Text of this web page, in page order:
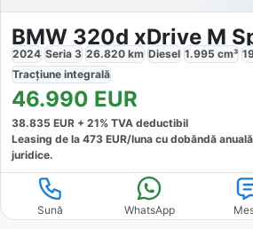
BMW 320d xDrive M
2024 Seria 3 26.820 km Diesel 1.995 cm³
Tracțiune integrală
46.990 EUR
38.835 EUR + 21% TVA deductibil
Leasing de la 473 EUR/luna cu dobăndă anuală
juridice.
Sună WhatsApp